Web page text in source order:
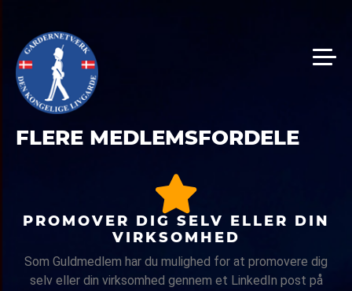
FLERE MEDLEMSFORDELE
PROMOVER DIG SELV ELLER DIN
VIRKSOMHED
Som Guldmedlem har du mulighed for at promovere dig
selv eller din virksomhed gennem et LinkedIn post på